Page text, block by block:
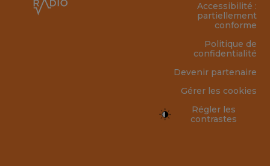
Accessibilité :
partiellement
conforme
Politique de
confidentialité
Devenir partenaire
Gérer les cookies
Régler les
contrastes